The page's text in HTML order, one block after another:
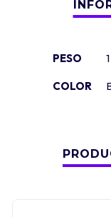
PESO
COLOR